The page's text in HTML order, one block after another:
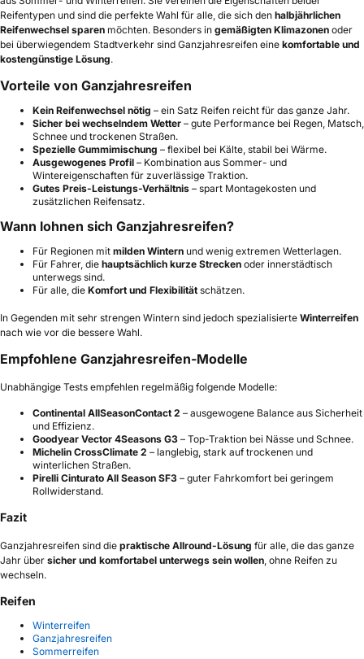
Reifentypen und sind die perfekte Wahl für alle, die sich den halbjährlichen
Reifenwechsel sparen möchten. Besonders in gemäßigten Klimazonen oder
bei überwiegendem Stadtverkehr sind Ganzjahresreifen eine komfortable und
kostengünstige Lösung.
Vorteile von Ganzjahresreifen
Kein Reifenwechsel nötig – ein Satz Reifen reicht für das ganze Jahr.
Sicher bei wechselndem Wetter – gute Performance bei Regen, Matsch,
Schnee und trockenen Straßen.
Spezielle Gummimischung – flexibel bei Kälte, stabil bei Wärme.
Ausgewogenes Profil – Kombination aus Sommer- und
Wintereigenschaften für zuverlässige Traktion.
Gutes Preis-Leistungs-Verhältnis – spart Montagekosten und
zusätzlichen Reifensatz.
Wann lohnen sich Ganzjahresreifen?
Für Regionen mit milden Wintern und wenig extremen Wetterlagen.
Für Fahrer, die hauptsächlich kurze Strecken oder innerstädtisch
unterwegs sind.
Für alle, die Komfort und Flexibilität schätzen.
In Gegenden mit sehr strengen Wintern sind jedoch spezialisierte Winterreifen
nach wie vor die bessere Wahl.
Empfohlene Ganzjahresreifen-Modelle
Unabhängige Tests empfehlen regelmäßig folgende Modelle:
Continental AllSeasonContact 2 – ausgewogene Balance aus Sicherheit
und Effizienz.
Goodyear Vector 4Seasons G3 – Top-Traktion bei Nässe und Schnee.
Michelin CrossClimate 2 – langlebig, stark auf trockenen und
winterlichen Straßen.
Pirelli Cinturato All Season SF3 – guter Fahrkomfort bei geringem
Rollwiderstand.
Fazit
Ganzjahresreifen sind die praktische Allround-Lösung für alle, die das ganze
Jahr über sicher und komfortabel unterwegs sein wollen, ohne Reifen zu
wechseln.
Reifen
Winterreifen
Ganzjahresreifen
Sommerreifen